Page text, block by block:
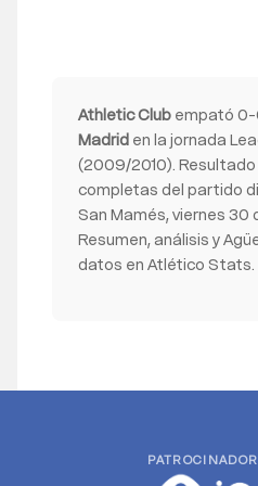
Athletic Club empató 0-
Madrid en la jornada
(2009/2010).
completas del partido
San Mamés, viernes 30
Resumen, análisis y
datos en Atlético Stats.